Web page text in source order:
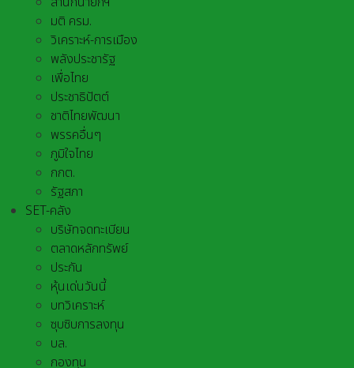
มติ ครม.
วิเคราะห์-การเมือง
พลังประชารัฐ
เพื่อไทย
ประชาธิปัตต์
ชาติไทยพัฒนา
พรรคอื่นๆ
ภูมิใจไทย
กกต.
รัฐสภา
SET-คลัง
บริษัทจดทะเบียน
ตลาดหลักทรัพย์
ประกัน
หุ้นเด่นวันนี้
บทวิเคราะห์
ซุบซิบการลงทุน
บล.
กองทุน